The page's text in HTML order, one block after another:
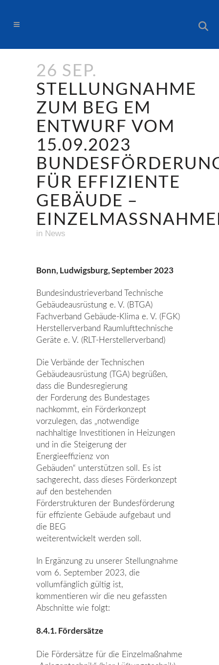
26 SEP.
STELLUNGNAHME
ZUM BEG EM
ENTWURF VOM
15.09.2023
FÜR EFFIZIENTE
GEBÄUDE –
EINZELMASSNAHMEN
in News
Bonn, Ludwigsburg, September 2023
Bundesindustrieverband Technische
Gebäudeausrüstung e. V. (BTGA)
Fachverband Gebäude‐Klima e. V. (FGK)
Herstellerverband Raumlufttechnische
Geräte e. V. (RLT‐Herstellerverband)
Die Verbände der Technischen
Gebäudeausrüstung (TGA) begrüßen,
dass die Bundesregierung
der Forderung des Bundestages
nachkommt, ein Förderkonzept
vorzulegen, das „notwendige
nachhaltige Investitionen in Heizungen
und in die Steigerung der
Energieeffizienz von
Gebäuden“ unterstützen soll. Es ist
sachgerecht, dass dieses Förderkonzept
auf den bestehenden
Förderstrukturen der Bundesförderung
für effiziente Gebäude aufgebaut und
die BEG
weiterentwickelt werden soll.
In Ergänzung zu unserer Stellungnahme
vom 6. September 2023, die
vollumfänglich gültig ist,
kommentieren wir die neu gefassten
Abschnitte wie folgt:
8.4.1. Fördersätze
Die Fördersätze für die Einzelmaßnahme